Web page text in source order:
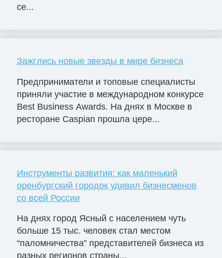
се...
Зажглись новые звезды в мире бизнеса
Предприниматели и топовые специалисты
приняли участие в международном конкурсе
Best Business Awards. На днях в Москве в
ресторане Caspian прошла цере...
Инструменты развития: как маленький
оренбургский городок удивил бизнесменов
со всей России
На днях город Ясный с населением чуть
больше 15 тыс. человек стал местом
“паломничества” представителей бизнеса из
разных регионов страны...